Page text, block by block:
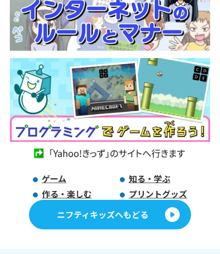
ゲーム
知る・学ぶ
作る・楽しむ
プリントグッズ
ニフティキッズへもどる